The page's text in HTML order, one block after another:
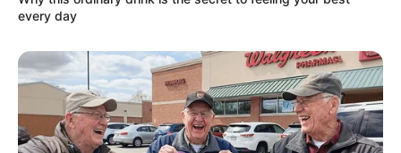
ΣΑΣ ΣΤΟ ΔΙΑΔΙΚΤΥΟ, Η ΑΠΛΑ ΔΕΝ ΤΑ
ΚΑΤΑΦΕΡΝΕΤΕ ΜΕ ΑΥΤΑ, ΜΠΟΡΕΙΤΕ ΝΑ ΜΟΥ
ΚΑΤΑΘΕΣΕΤΕ ΣΕ ΛΟΓΑΡΙΑΣΜΟ ΣΤΗΝ ΕΘΝΙΚΗ
ΜΕ IBAN GR9501104880000048834149733
(ΣΤΟ ΟΝΟΜΑ ΕΥΤΥΧΙΑ ΝΙΚΑ) ΓΡΑΦΟΝΤΑΣ ΩΣ
ΔΙΚΑΙΟΛΟΓΙΑ “ΔΩΡΕΑ” ΚΑΙ ΑΝ ΘΕΛΕΤΕ ΚΑΙ ΤΟ
ΟΝΟΜΑ ΣΑΣ ΓΙΑ ΝΑ ΜΠΟΡΩ ΝΑ ΞΕΡΩ ΠΟΙΟΙ ΜΕ
every day